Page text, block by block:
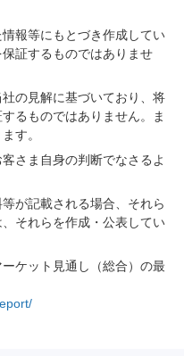
報等にもとづき作成してい
証するものではありませ
の見解に基づいており、将
るものではありません。ま
す。
さま自身の判断でなさるよ
が記載される場合、それら
それらを作成・公表してい
ケット見通し（総合）の最